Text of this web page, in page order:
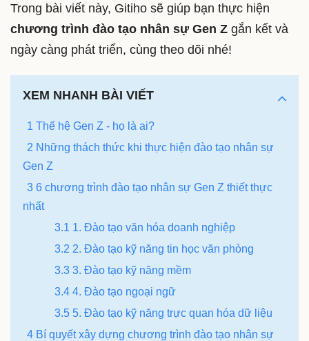
Trong bài viết này, Gitiho sẽ giúp bạn thực hiện
chương trình đào tạo nhân sự Gen Z gắn kết và
ngày càng phát triển, cùng theo dõi nhé!
XEM NHANH BÀI VIẾT
1 Thế hệ Gen Z - họ là ai?
2 Những thách thức khi thực hiện đào tạo nhân sự
Gen Z
3 6 chương trình đào tạo nhân sự Gen Z thiết thực
nhất
3.1 1. Đào tạo văn hóa doanh nghiệp
3.2 2. Đào tạo kỹ năng tin học văn phòng
3.3 3. Đào tạo kỹ năng mềm
3.4 4. Đào tạo ngoại ngữ
3.5 5. Đào tạo kỹ năng trực quan hóa dữ liệu
4 Bí quyết xây dựng chương trình đào tạo nhân sự